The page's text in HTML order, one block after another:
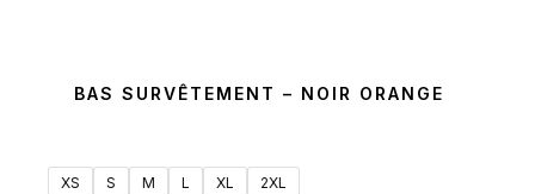
BAS SURVÊTEMENT – NOIR ORANGE
XS S M L XL 2XL